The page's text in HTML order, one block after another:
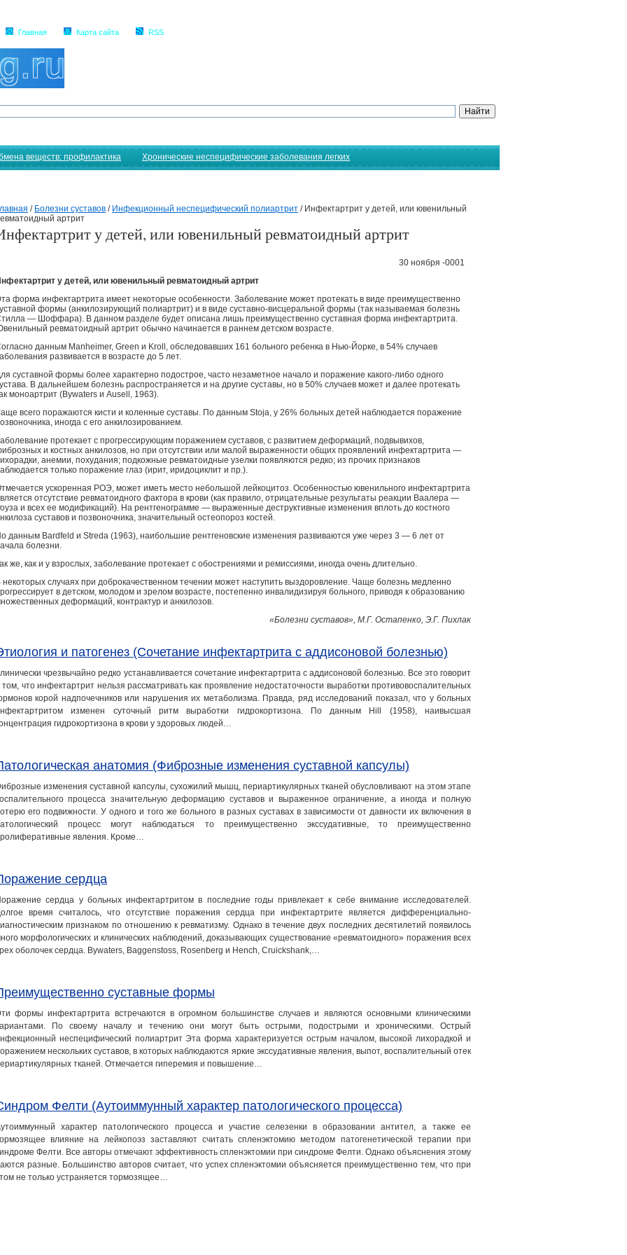
Главная Карта сайта RSS
веществ: профилактика Хронические неспецифические заболевания легких
/ Болезни суставов / Инфекционный неспецифический полиартрит / Инфектартрит у детей, или ювенильный
артрит
у детей, или ювенильный ревматоидный артрит
30 ноября -0001
у детей, или ювенильный ревматоидный артрит
форма инфектартрита имеет некоторые особенности. Заболевание может протекать в виде преимущественно
формы (анкилозирующий полиартрит) и в виде суставно-висцеральной формы (так называемая болезнь
— Шоффара). В данном разделе будет описана лишь преимущественно суставная форма инфектартрита.
ревматоидный артрит обычно начинается в раннем детском возрасте.
данным Manheimer, Green и Kroll, обследовавших 161 больного ребенка в Нью-Йорке, в 54% случаев
развивается в возрасте до 5 лет.
суставной формы более характерно подострое, часто незаметное начало и поражение какого-либо одного
В дальнейшем болезнь распространяется и на другие суставы, но в 50% случаев может и далее протекать
моноартрит (Bywaters и Ausell, 1963).
всего поражаются кисти и коленные суставы. По данным Stoja, у 26% больных детей наблюдается поражение
иногда с его анкилозированием.
протекает с прогрессирующим поражением суставов, с развитием деформаций, подвывихов,
и костных анкилозов, но при отсутствии или малой выраженности общих проявлений инфектартрита —
анемии, похудания; подкожные ревматоидные узелки появляются редко; из прочих признаков
только поражение глаз (ирит, иридоциклит и пр.).
ускоренная РОЭ, может иметь место небольшой лейкоцитоз. Особенностью ювенильного инфектартрита
отсутствие ревматоидного фактора в крови (как правило, отрицательные результаты реакции Ваалера —
и всех ее модификаций). На рентгенограмме — выраженные деструктивные изменения вплоть до костного
суставов и позвоночника, значительный остеопороз костей.
данным Bardfeld и Streda (1963), наибольшие рентгеновские изменения развиваются уже через 3 — 6 лет от
болезни.
же, как и у взрослых, заболевание протекает с обострениями и ремиссиями, иногда очень длительно.
некоторых случаях при доброкачественном течении может наступить выздоровление. Чаще болезнь медленно
в детском, молодом и зрелом возрасте, постепенно инвалидизируя больного, приводя к образованию
деформаций, контрактур и анкилозов.
«Болезни суставов», М.Г. Остапенко, Э.Г. Пихлак
и патогенез (Сочетание инфектартрита с аддисоновой болезнью)
чрезвычайно редко устанавливается сочетание инфектартрита с аддисоновой болезнью. Все это говорит
том, что инфектартрит нельзя рассматривать как проявление недостаточности выработки противовоспалительных
корой надпочечников или нарушения их метаболизма. Правда, ряд исследований показал, что у больных
изменен суточный ритм выработки гидрокортизона. По данным Hill (1958), наивысшая
гидрокортизона в крови у здоровых людей…
анатомия (Фиброзные изменения суставной капсулы)
изменения суставной капсулы, сухожилий мышц, периартикулярных тканей обусловливают на этом этапе
процесса значительную деформацию суставов и выраженное ограничение, а иногда и полную
его подвижности. У одного и того же больного в разных суставах в зависимости от давности их включения в
процесс могут наблюдаться то преимущественно экссудативные, то преимущественно
явления. Кроме…
сердца
сердца у больных инфектартритом в последние годы привлекает к себе внимание исследователей.
время считалось, что отсутствие поражения сердца при инфектартрите является дифференциально-
признаком по отношению к ревматизму. Однако в течение двух последних десятилетий появилось
морфологических и клинических наблюдений, доказывающих существование «ревматоидного» поражения всех
оболочек сердца. Bywaters, Baggenstoss, Rosenberg и Hench, Cruickshank,…
суставные формы
формы инфектартрита встречаются в огромном большинстве случаев и являются основными клиническими
По своему началу и течению они могут быть острыми, подострыми и хроническими. Острый
неспецифический полиартрит Эта форма характеризуется острым началом, высокой лихорадкой и
нескольких суставов, в которых наблюдаются яркие экссудативные явления, выпот, воспалительный отек
тканей. Отмечается гиперемия и повышение…
Фелти (Аутоиммунный характер патологического процесса)
характер патологического процесса и участие селезенки в образовании антител, а также ее
влияние на лейкопоэз заставляют считать спленэктомию методом патогенетической терапии при
Фелти. Все авторы отмечают эффективность спленэктомии при синдроме Фелти. Однако объяснения этому
разные. Большинство авторов считает, что успех спленэктомии объясняется преимущественно тем, что при
не только устраняется тормозящее…